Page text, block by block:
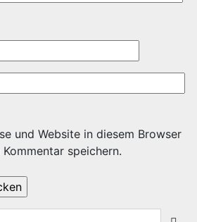
und Website in diesem Browser
speichern.